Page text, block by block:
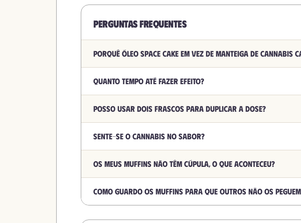
Perguntas frequentes
Porquê óleo Space Cake em vez de manteiga de cannabis
Quanto tempo até fazer efeito?
Posso usar dois frascos para duplicar a dose?
Sente-se o cannabis no sabor?
Os meus muffins não têm cúpula, o que aconteceu?
Como guardo os muffins para que outros não os